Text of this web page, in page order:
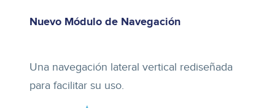
Nuevo Módulo de Navegación
Una navegación lateral vertical rediseñada
para facilitar su uso.